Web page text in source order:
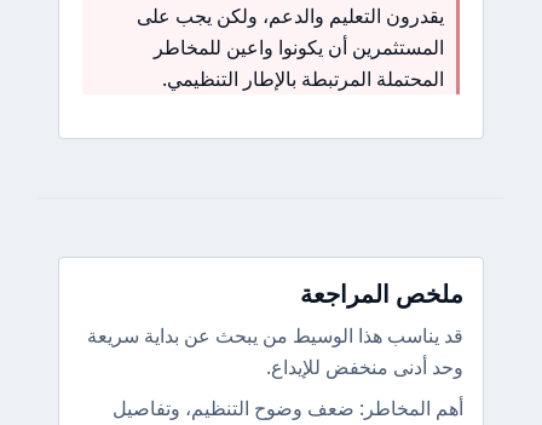
يقدرون التعليم والدعم، ولكن يجب على
المستثمرين أن يكونوا واعين للمخاطر
المحتملة المرتبطة بالإطار التنظيمي.
ملخص المراجعة
قد يناسب هذا الوسيط من يبحث عن بداية سريعة
وحد أدنى منخفض للإيداع.
أهم المخاطر: ضعف وضوح التنظيم، وتفاصيل